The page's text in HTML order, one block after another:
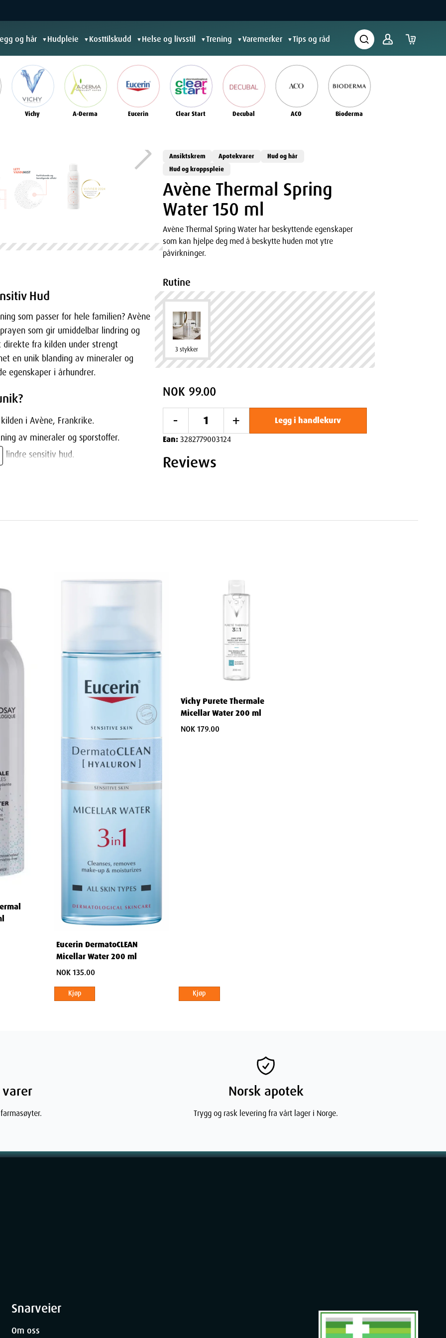
og hår ▼ Hudpleie ▼ Kosttilskudd ▼ Helse og livsstil ▼Trening ▼Varemerker ▼Tips og råd
Vichy A-Derma Eucerin Clear Start Decubal ACO Bioderma
Hud
som passer for hele familien? Avène
som gir umiddelbar lindring og
direkte fra kilden under strengt
en unik blanding av mineraler og
egenskaper i århundrer.
i Avène, Frankrike.
av mineraler og sporstoffer.
lindre sensitiv hud.
tørre miljøer
ved akutte behov
og kremer
Ansiktskrem Apotekvarer
Hud og hår
Hud og kroppspleie
Avène Thermal Spring
Water 150 ml
Avène Thermal Spring Water har beskyttende egenskaper
som kan hjelpe deg med å beskytte huden mot ytre
påvirkninger.
Rutine
3 stykker
NOK 99.00
- +
Legg i handlekurv
Ean: 3282779003124
Reviews
Eucerin DermatoCLEAN
Micellar Water 200 ml
NOK 135.00
Kjøp
Vichy Purete Thermale
Micellar Water 200 ml
NOK 179.00
Kjøp
Norsk apotek
Trygg og rask levering fra vårt lager i Norge.
Snarveier
Om oss